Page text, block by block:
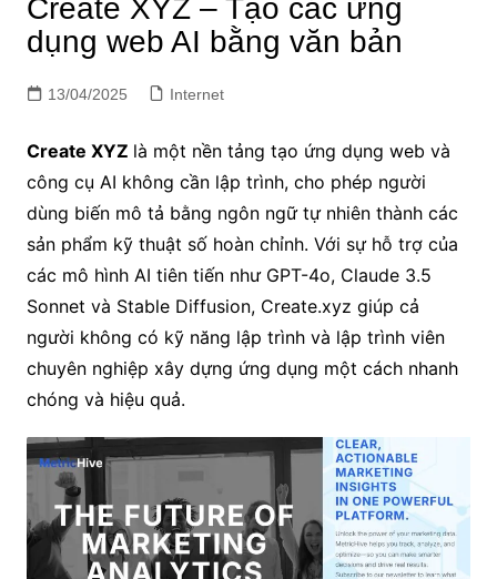
Create XYZ – Tạo các ứng
dụng web AI bằng văn bản
13/04/2025 Internet
Create XYZ là một nền tảng tạo ứng dụng web và
công cụ AI không cần lập trình, cho phép người
dùng biến mô tả bằng ngôn ngữ tự nhiên thành các
sản phẩm kỹ thuật số hoàn chỉnh. Với sự hỗ trợ của
các mô hình AI tiên tiến như GPT-4o, Claude 3.5
Sonnet và Stable Diffusion, Create.xyz giúp cả
người không có kỹ năng lập trình và lập trình viên
chuyên nghiệp xây dựng ứng dụng một cách nhanh
chóng và hiệu quả.